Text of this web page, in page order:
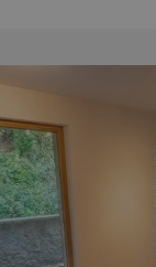
PHPSESSID
udid